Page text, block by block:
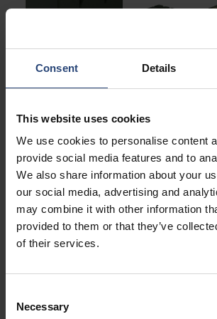
Consent Details
This website uses cookies
We use cookies to personalise content
provide social media features and to
We also share information about your
our social media, advertising and
may combine it with other information
provided to them or that they’ve
of their services.
Selection
Necessary
Ochrana pro kritické
aplikace
Obranné programy závisí na tom, aby
dorazilo v bezpečí, splňovalo všechny
připraveno k nasazení. Společnost
technicky propracovaná obalová řešení
logistické služby, které pomáhají
systémy nebo náhradní díly,